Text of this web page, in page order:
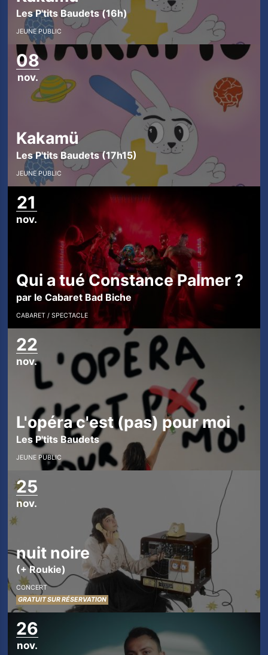
Les P'tits Baudets (16h)
JEUNE PUBLIC
08
nov.
Kakamü
Les P'tits Baudets (17h15)
JEUNE PUBLIC
21
nov.
Qui a tué Constance Palmer ?
par le Cabaret Bad Biche
CABARET SPECTACLE
22
nov.
L'opéra c'est (pas) pour moi
Les P'tits Baudets
JEUNE PUBLIC
25
nov.
nuit noire
(+ Roukie)
CONCERT
GRATUIT SUR RÉSERVATION
26
nov.